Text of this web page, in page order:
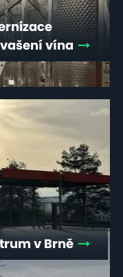
vína
v Brně